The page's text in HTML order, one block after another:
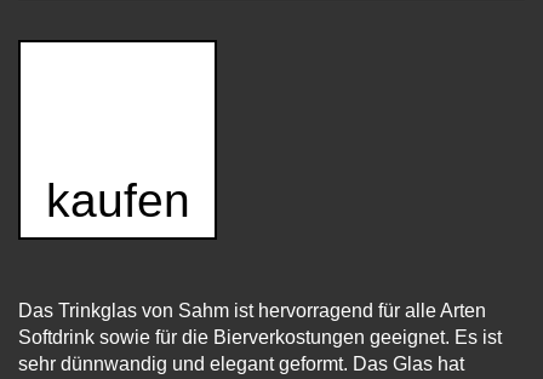
kaufen
Das Trinkglas von Sahm ist hervorragend für alle Arten
Softdrink sowie für die Bierverkostungen geeignet. Es ist
sehr dünnwandig und elegant geformt. Das Glas hat